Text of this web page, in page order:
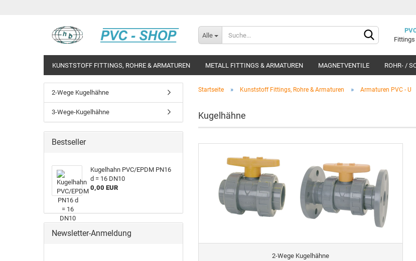
Lieferland
Alle
Fittings
KUNSTSTOFF FITTINGS, ROHRE & ARMATUREN METALL FITTINGS & ARMATUREN MAGNETVENTILE ROHR- /
Startseite » Kunststoff Fittings, Rohre & Armaturen » Armaturen PVC - U
Kugelhähne
2-Wege Kugelhähne
2-Wege Kugelhähne
3-Wege-Kugelhähne
Bestseller
Ku­gel­hahn PVC/EPDM PN16
d = 16 DN10
0,00 EUR
Newsletter-Anmeldung